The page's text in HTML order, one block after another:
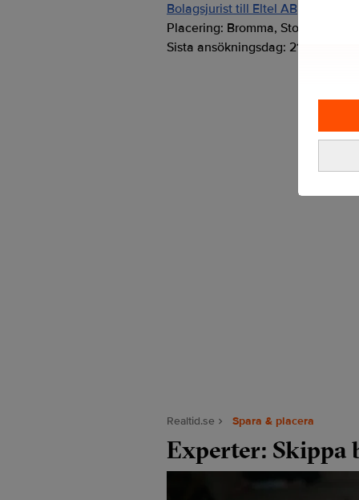
Bolagsjurist till Eltel AB
Placering: Bromma, Stockholm
Sista ansökningsdag: 21/08/2026
Realtid.se Spara & placera
Experter: Skippa